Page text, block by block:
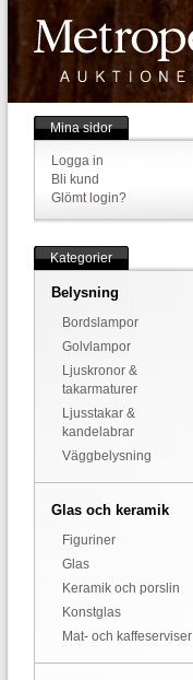
Mina sidor
Logga in
Bli kund
Glömt login?
Kategorier
Belysning
Bordslampor
Golvlampor
Ljuskronor &
takarmaturer
Ljusstakar &
kandelabrar
Väggbelysning
Glas och keramik
Figuriner
Glas
Keramik och porslin
Konstglas
Mat- och kaffeserviser